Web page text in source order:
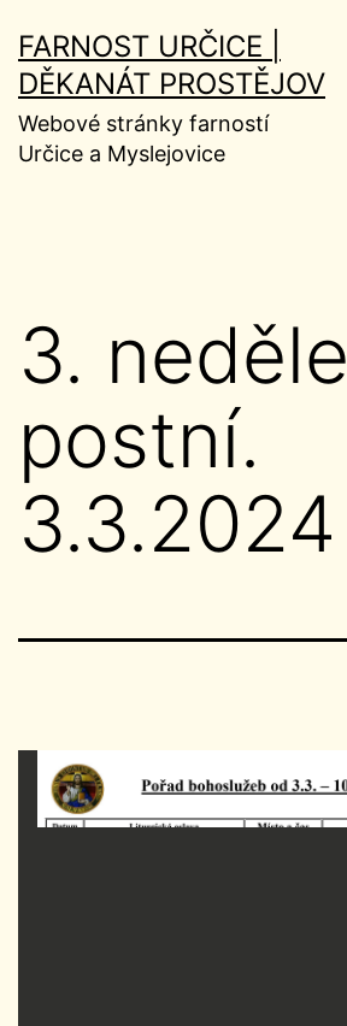
obsahu
FARNOST URČICE |
DĚKANÁT PROSTĚJOV
Webové stránky farností
Určice a Myslejovice
3. neděle
postní.
3.3.2024